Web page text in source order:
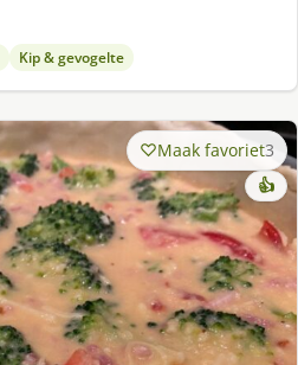
Kip & gevogelte
Maak favoriet3
👍